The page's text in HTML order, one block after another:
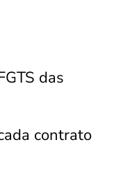
das
contrato